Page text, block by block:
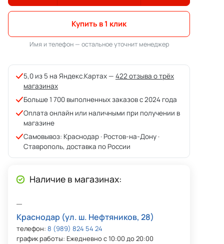
Купить в 1 клик
Имя и телефон — остальное уточнит менеджер
5,0 из 5 на Яндекс.Картах — 422 отзыва о трёх
магазинах
Больше 1 700 выполненных заказов с 2024 года
Оплата онлайн или наличными при получении в
магазине
Самовывоз: Краснодар · Ростов-на-Дону ·
Ставрополь, доставка по России
Наличие в магазинах:
Краснодар (ул. ш. Нефтяников, 28)
телефон: 8 (989) 824 54 24
график работы: Ежедневно с 10:00 до 20:00